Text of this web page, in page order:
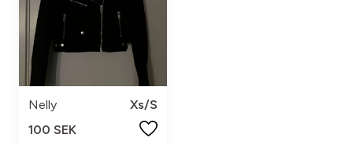
Nelly
Xs/S
100 SEK